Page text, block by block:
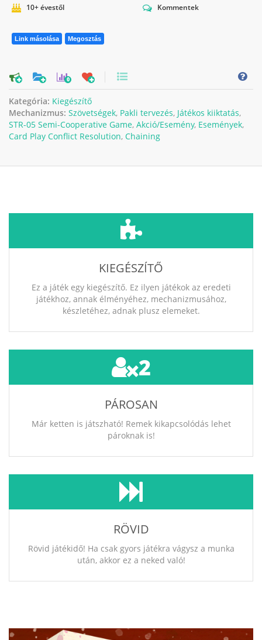
10+ évestől
Kommentek
Link másolása Megosztás
0
Kategória: Kiegészítő
Mechanizmus: Szövetségek, Pakli tervezés, Játékos kiiktatás,
STR-05 Semi-Cooperative Game, Akció/Esemény, Események,
Card Play Conflict Resolution, Chaining
KIEGÉSZÍTŐ
Ez a játék egy kiegészítő. Ez ilyen játékok az eredeti
játékhoz, annak élményéhez, mechanizmusához,
készletéhez, adnak plusz elemeket.
2
PÁROSAN
Már ketten is játszható! Remek kikapcsolódás lehet
pároknak is!
RÖVID
Rövid játékidő! Ha csak gyors játékra vágysz a munka
után, akkor ez a neked való!